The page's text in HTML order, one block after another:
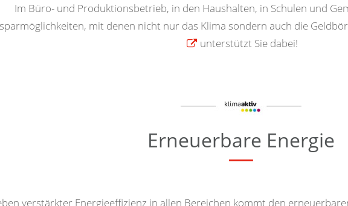
Im Büro- und Produktionsbetrieb, in den Haushalten, in Schulen und
mit denen nicht nur das Klima sondern auch die
unterstützt Sie dabei!
Erneuerbare Energie
verstärkter Energieeffizienz in allen Bereichen kommt den